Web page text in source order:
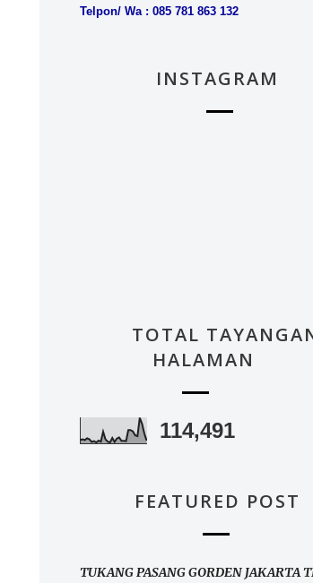
Telpon/ Wa : 085 781 863 132
INSTAGRAM
TOTAL
HALAMAN
114,491
FEATURED POST
TUKANG PASANG GORDEN JAKARTA